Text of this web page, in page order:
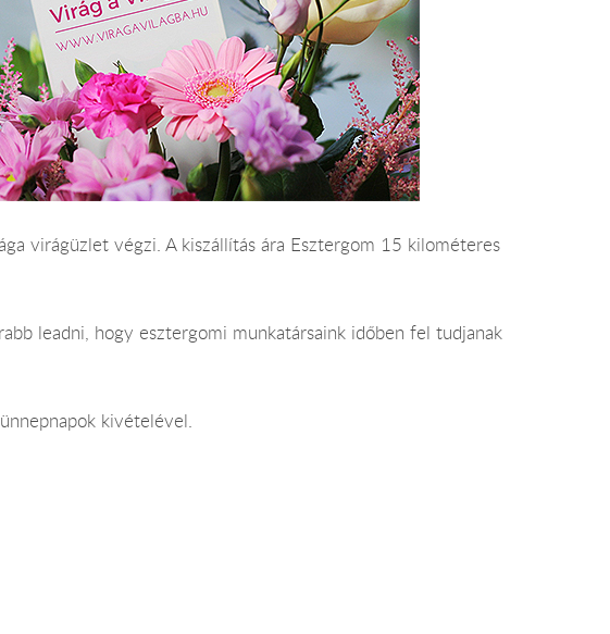
virágüzlet végzi. A kiszállítás ára Esztergom 15 kilométeres
leadni, hogy esztergomi munkatársaink időben fel tudjanak
kivételével.